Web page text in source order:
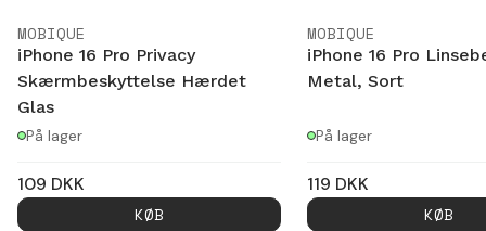
MOBIQUE
iPhone 16 Pro Privacy
Skærmbeskyttelse Hærdet
Glas
På lager
109 DKK
KØB
MOBIQUE
iPhone 16 Pro
Metal, Sort
På lager
119 DKK
KØB